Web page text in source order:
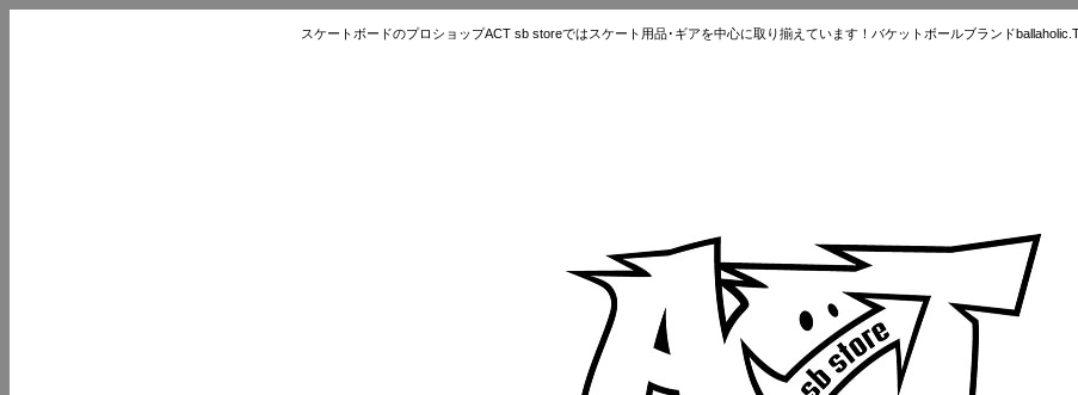
スケートボードのプロショップACT sb storeではスケート用品･ギアを中心に取り揃えています！バケットボールブランド